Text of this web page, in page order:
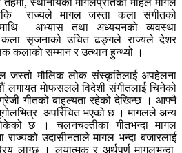
राज्यले मागल जस्ता कला संगीतको
अभ्यास तथा अध्ययनको व्यवस्था
कला सृजनाको उचित ढङ्गले राज्यले देशर
कलाकाे सम्मान र उत्थान हुन्थ्यो ।
जस्तो मौलिक लोक संस्कृतिलाई अपहेलना
लगायत माेफसलले विदेशी संगीतलाई चिनेको
गीतको बाहुल्यता रहेको देखिन्छ । आफ्नै
अपरिचित भएको छ । मागलले अन्य
छ । चलनचल्तीका गीतभन्दा मागल
उदासीनताले मागल भन्दा बजारलाई
लाग्छ । लयात्मक र अर्थपूर्ण मागलभन्दा